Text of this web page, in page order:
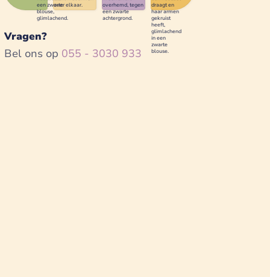
Vragen?
Bel ons op 055 - 3030 933